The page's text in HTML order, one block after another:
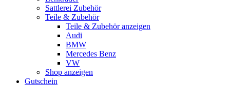
Sattlerei Zubehör
Teile & Zubehör
Teile & Zubehör anzeigen
Audi
BMW
Mercedes Benz
VW
Shop anzeigen
Gutschein